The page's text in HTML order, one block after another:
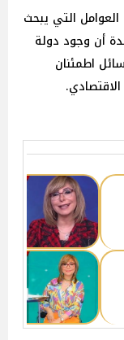
التي يبحث
أن وجود دولة
اطمئنان